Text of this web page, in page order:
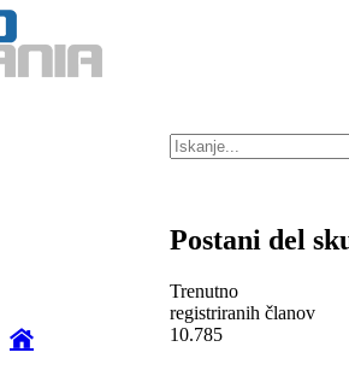
Postani del
Trenutno
registriranih članov
10.785